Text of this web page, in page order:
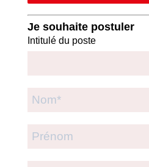
Je souhaite postuler
Intitulé du poste